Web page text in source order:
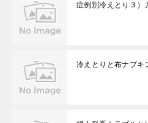
症例別冷えとり３）
冷えとりと布ナプキ